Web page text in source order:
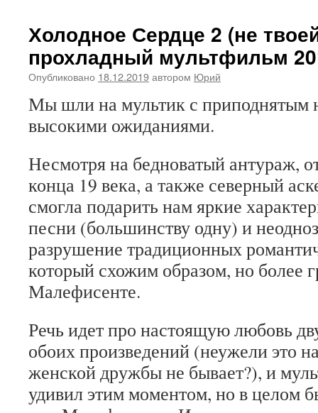
Холодное Сердце 2 (не
прохладный мультфильм
Опубликовано 18.12.2019автором Юрий
Мы шли на мультик с приподнятым
высокими ожиданиями.
Несмотря на бедноватый антураж,
конца 19 века, а также северный
смогла подарить нам яркие
песни (большинству одну) и
разрушение традиционных
который схожим образом, но более
Малефисенте.
Речь идет про настоящую любовь
обоих произведений (неужели это
женской дружбы не бывает?), и
удивил этим моментом, но в целом